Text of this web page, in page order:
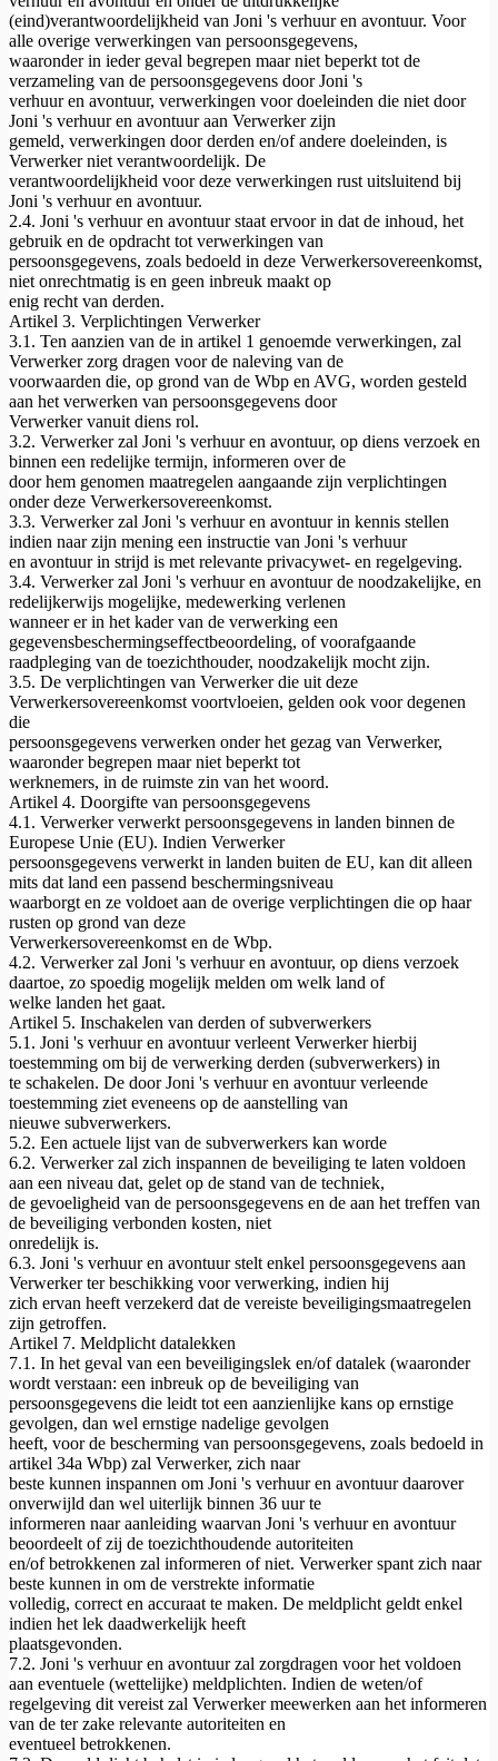
(eind)verantwoordelijkheid van Joni 's verhuur en avontuur. Voor
alle overige verwerkingen van persoonsgegevens,
waaronder in ieder geval begrepen maar niet beperkt tot de
verzameling van de persoonsgegevens door Joni 's
verhuur en avontuur, verwerkingen voor doeleinden die niet door
Joni 's verhuur en avontuur aan Verwerker zijn
gemeld, verwerkingen door derden en/of andere doeleinden, is
Verwerker niet verantwoordelijk. De
verantwoordelijkheid voor deze verwerkingen rust uitsluitend bij
Joni 's verhuur en avontuur.
2.4. Joni 's verhuur en avontuur staat ervoor in dat de inhoud, het
gebruik en de opdracht tot verwerkingen van
persoonsgegevens, zoals bedoeld in deze Verwerkersovereenkomst,
niet onrechtmatig is en geen inbreuk maakt op
enig recht van derden.
Artikel 3. Verplichtingen Verwerker
3.1. Ten aanzien van de in artikel 1 genoemde verwerkingen, zal
Verwerker zorg dragen voor de naleving van de
voorwaarden die, op grond van de Wbp en AVG, worden gesteld
aan het verwerken van persoonsgegevens door
Verwerker vanuit diens rol.
3.2. Verwerker zal Joni 's verhuur en avontuur, op diens verzoek en
binnen een redelijke termijn, informeren over de
door hem genomen maatregelen aangaande zijn verplichtingen
onder deze Verwerkersovereenkomst.
3.3. Verwerker zal Joni 's verhuur en avontuur in kennis stellen
indien naar zijn mening een instructie van Joni 's verhuur
en avontuur in strijd is met relevante privacywet- en regelgeving.
3.4. Verwerker zal Joni 's verhuur en avontuur de noodzakelijke, en
redelijkerwijs mogelijke, medewerking verlenen
wanneer er in het kader van de verwerking een
gegevensbeschermingseffectbeoordeling, of voorafgaande
raadpleging van de toezichthouder, noodzakelijk mocht zijn.
3.5. De verplichtingen van Verwerker die uit deze
Verwerkersovereenkomst voortvloeien, gelden ook voor degenen
die
persoonsgegevens verwerken onder het gezag van Verwerker,
waaronder begrepen maar niet beperkt tot
werknemers, in de ruimste zin van het woord.
Artikel 4. Doorgifte van persoonsgegevens
4.1. Verwerker verwerkt persoonsgegevens in landen binnen de
Europese Unie (EU). Indien Verwerker
persoonsgegevens verwerkt in landen buiten de EU, kan dit alleen
mits dat land een passend beschermingsniveau
waarborgt en ze voldoet aan de overige verplichtingen die op haar
rusten op grond van deze
Verwerkersovereenkomst en de Wbp.
4.2. Verwerker zal Joni 's verhuur en avontuur, op diens verzoek
daartoe, zo spoedig mogelijk melden om welk land of
welke landen het gaat.
Artikel 5. Inschakelen van derden of subverwerkers
5.1. Joni 's verhuur en avontuur verleent Verwerker hierbij
toestemming om bij de verwerking derden (subverwerkers) in
te schakelen. De door Joni 's verhuur en avontuur verleende
toestemming ziet eveneens op de aanstelling van
nieuwe subverwerkers.
5.2. Een actuele lijst van de subverwerkers kan worde
6.2. Verwerker zal zich inspannen de beveiliging te laten voldoen
aan een niveau dat, gelet op de stand van de techniek,
de gevoeligheid van de persoonsgegevens en de aan het treffen van
de beveiliging verbonden kosten, niet
onredelijk is.
6.3. Joni 's verhuur en avontuur stelt enkel persoonsgegevens aan
Verwerker ter beschikking voor verwerking, indien hij
zich ervan heeft verzekerd dat de vereiste beveiligingsmaatregelen
zijn getroffen.
Artikel 7. Meldplicht datalekken
7.1. In het geval van een beveiligingslek en/of datalek (waaronder
wordt verstaan: een inbreuk op de beveiliging van
persoonsgegevens die leidt tot een aanzienlijke kans op ernstige
gevolgen, dan wel ernstige nadelige gevolgen
heeft, voor de bescherming van persoonsgegevens, zoals bedoeld in
artikel 34a Wbp) zal Verwerker, zich naar
beste kunnen inspannen om Joni 's verhuur en avontuur daarover
onverwijld dan wel uiterlijk binnen 36 uur te
informeren naar aanleiding waarvan Joni 's verhuur en avontuur
beoordeelt of zij de toezichthoudende autoriteiten
en/of betrokkenen zal informeren of niet. Verwerker spant zich naar
beste kunnen in om de verstrekte informatie
volledig, correct en accuraat te maken. De meldplicht geldt enkel
indien het lek daadwerkelijk heeft
plaatsgevonden.
7.2. Joni 's verhuur en avontuur zal zorgdragen voor het voldoen
aan eventuele (wettelijke) meldplichten. Indien de weten/of
regelgeving dit vereist zal Verwerker meewerken aan het informeren
van de ter zake relevante autoriteiten en
eventueel betrokkenen.